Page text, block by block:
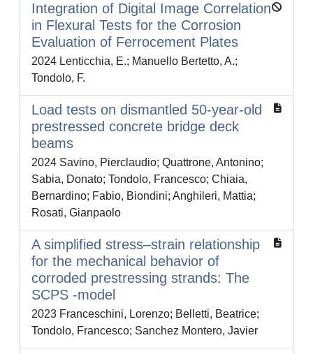
Integration of Digital Image Correlation
in Flexural Tests for the Corrosion
Evaluation of Ferrocement Plates
2024 Lenticchia, E.; Manuello Bertetto, A.;
Tondolo, F.
Load tests on dismantled 50-year-old
prestressed concrete bridge deck
beams
2024 Savino, Pierclaudio; Quattrone, Antonino;
Sabia, Donato; Tondolo, Francesco; Chiaia,
Bernardino; Fabio, Biondini; Anghileri, Mattia;
Rosati, Gianpaolo
A simplified stress–strain relationship
for the mechanical behavior of
corroded prestressing strands: The
SCPS ‐model
2023 Franceschini, Lorenzo; Belletti, Beatrice;
Tondolo, Francesco; Sanchez Montero, Javier